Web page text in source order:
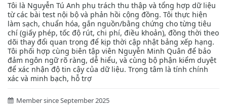
Tôi là Nguyễn Tú Anh phụ trách thu thập và tổng hợp dữ liệu
từ các bài test nội bộ và phản hồi cộng đồng. Tôi thực hiện
làm sạch, chuẩn hóa, gắn nguồn/bằng chứng cho từng tiêu
chí (giấy phép, tốc độ rút, chi phí, điều khoản), đồng thời theo
dõi thay đổi quan trọng để kịp thời cập nhật bảng xếp hạng.
Tôi phối hợp cùng biên tập viên Nguyễn Minh Quân để bảo
đảm ngôn ngữ rõ ràng, dễ hiểu, và cùng bộ phận kiểm duyệt
để xác nhận độ tin cậy của dữ liệu. Trọng tâm là tính chính
xác và minh bạch, hỗ trợ
Member since September 2025